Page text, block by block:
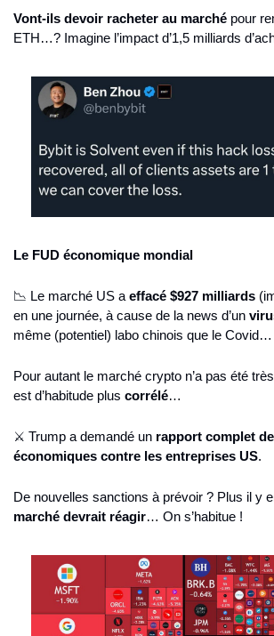
Vont-ils devoir racheter au marché pour
ETH…? Imagine l’impact d’1,5 milliards
Le FUD économique mondial
📉 Le marché US a effacé $927 milliards
en une journée, à cause de la news d’un
même (potentiel) labo chinois que le
Pour autant le marché crypto n’a pas été
est d’habitude plus corrélé…
⚔️ Trump a demandé un rapport complet
économiques contre les entreprises US.
De nouvelles sanctions à prévoir ? Plus il y
marché devrait réagir… On s’habitue !